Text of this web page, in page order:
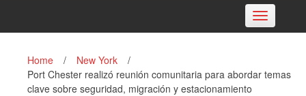
Toggle
navigation
Home / New York
/
Port Chester realizó reunión comunitaria para abordar temas
clave sobre seguridad, migración y estacionamiento